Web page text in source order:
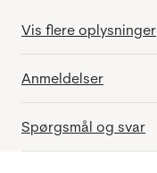
Vis flere oplysninger
Anmeldelser
Spørgsmål og svar